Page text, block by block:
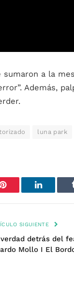
sumaron a la
Además,
luna park
Pinterest LinkedIn
SIGUIENTE
detrás del
Mollo I El